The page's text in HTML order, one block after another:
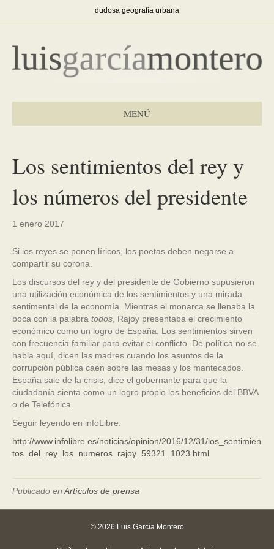
dudosa geografía urbana
MENÚ
Los sentimientos del rey y
los números del presidente
1 enero 2017
Si los reyes se ponen líricos, los poetas deben negarse a
compartir su corona.
Los discursos del rey y del presidente de Gobierno supusieron
una utilización económica de los sentimientos y una mirada
sentimental de la economía. Mientras el monarca se llenaba la
boca con la palabra todos , Rajoy presentaba el crecimiento
económico como un logro de España. Los sentimientos sirven
con frecuencia familiar para evitar el conflicto. De política no se
habla aquí, dicen las madres cuando los asuntos de la
corrupción pública caen sobre las mesas y los mantecados.
España sale de la crisis, dice el gobernante para que la
ciudadanía sienta como un logro propio los beneficios del BBVA
o de Telefónica.
Seguir leyendo en infoLibre:
http://www.infolibre.es/noticias/opinion/2016/12/31/los_sentimien
tos_del_rey_los_numeros_rajoy_59321_1023.html
Publicado en Artículos de prensa
© 2026 Luis García Montero